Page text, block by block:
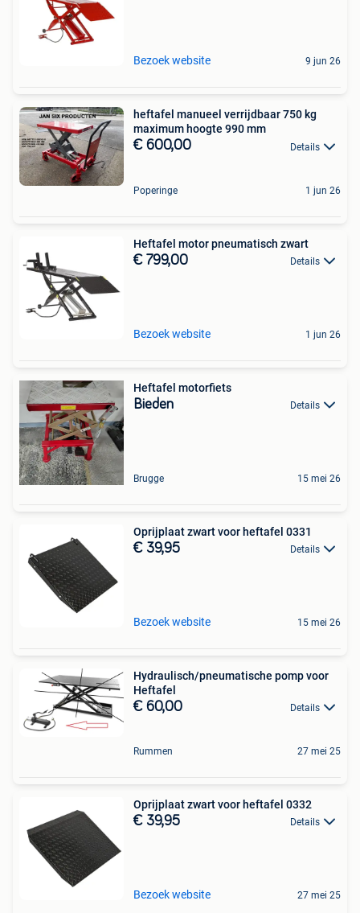
Bezoek website 9 jun 26
heftafel manueel verrijdbaar 750 kg
maximum hoogte 990 mm
€ 600,00 Details
Poperinge 1 jun 26
Heftafel motor pneumatisch zwart
€ 799,00 Details
Bezoek website 1 jun 26
Heftafel motorfiets
Bieden Details
Brugge 15 mei 26
Oprijplaat zwart voor heftafel 0331
€ 39,95 Details
Bezoek website 15 mei 26
Hydraulisch/pneumatische pomp voor
Heftafel
€ 60,00 Details
Rummen 27 mei 25
Oprijplaat zwart voor heftafel 0332
€ 39,95 Details
Bezoek website 27 mei 25